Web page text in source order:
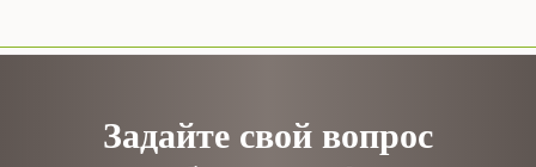
Задайте свой вопрос